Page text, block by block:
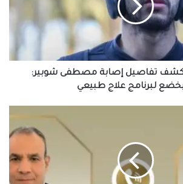
تفاصيل إصابة مصطفى شوبير:
لبرنامج علاج طبيعي